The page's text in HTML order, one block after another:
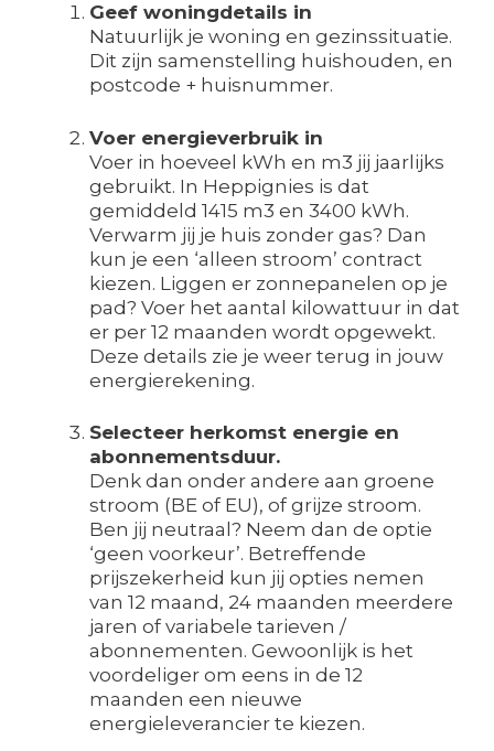
Geef woningdetails in
Natuurlijk je woning en gezinssituatie.
Dit zijn samenstelling huishouden, en
postcode + huisnummer.
Voer energieverbruik in
Voer in hoeveel kWh en m3 jij jaarlijks
gebruikt. In Heppignies is dat
gemiddeld 1415 m3 en 3400 kWh.
Verwarm jij je huis zonder gas? Dan
kun je een ‘alleen stroom’ contract
kiezen. Liggen er zonnepanelen op je
pad? Voer het aantal kilowattuur in dat
er per 12 maanden wordt opgewekt.
Deze details zie je weer terug in jouw
energierekening.
Selecteer herkomst energie en
abonnementsduur.
Denk dan onder andere aan groene
stroom (BE of EU), of grijze stroom.
Ben jij neutraal? Neem dan de optie
‘geen voorkeur’. Betreffende
prijszekerheid kun jij opties nemen
van 12 maand, 24 maanden meerdere
jaren of variabele tarieven /
abonnementen. Gewoonlijk is het
voordeliger om eens in de 12
maanden een nieuwe
energieleverancier te kiezen.